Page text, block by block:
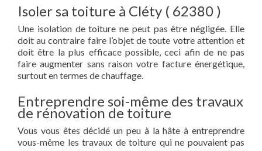
Isoler sa toiture à Cléty ( 62380 )
Une isolation de toiture ne peut pas être négligée. Elle
doit au contraire faire l’objet de toute votre attention et
doit être la plus efficace possible, ceci afin de ne pas
faire augmenter sans raison votre facture énergétique,
surtout en termes de chauffage.
Entreprendre soi-même des travaux
de rénovation de toiture
Vous vous êtes décidé un peu à la hâte à entreprendre
vous-même les travaux de toiture qui ne pouvaient pas